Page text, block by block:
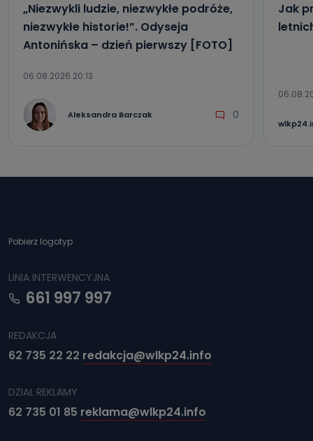
„Niezwykli ludzie, niezwykłe podróże,
niezwykłe historie!”. Odyseja
Antonińska – dzień pierwszy [FOTO]
06.08.2026 20:13
Aleksandra Barczak 0
Jak
Pobierz logotyp
LINIA INTERWENCYJNA
661 997 997
REDAKCJA
62 735 22 22 redakcja@wlkp24.info
DZIAŁ REKLAMY
62 735 01 85 reklama@wlkp24.info